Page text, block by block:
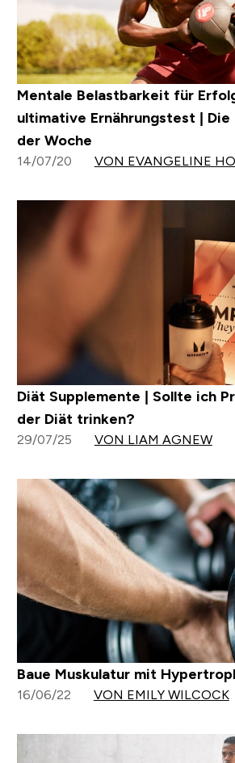
Mentale Belastbarkeit für
ultimative Ernährungstest | Die
der Woche
14/07/20 VON EVANGELINE
Diät Supplemente | Sollte ich
der Diät trinken?
29/07/25 VON LIAM AGNEW
Baue Muskulatur mit
16/06/22 VON EMILY WILCOCK